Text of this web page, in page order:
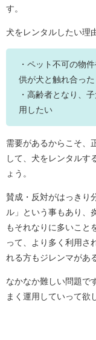
す。
犬をレンタルしたい理
・ペット不可の物
供が犬と触れ合っ
・高齢者となり、
用したい
需要があるからこそ、
して、犬をレンタルす
ょう。
賛成・反対がはっきり
ル」という事もあり、
もそれなりに多いこと
って、より多く利用さ
れる方もジレンマがあ
なかなか難しい問題で
まく運用していって欲